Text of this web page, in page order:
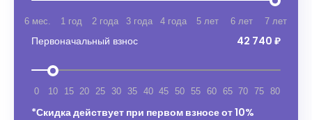
6 мес. 1 год 2 года 3 года 4 года 5 лет 6 лет 7 лет
Первоначальный взнос 42 740 ₽
0 10 15 20 25 30 35 40 45 50 55 60 65 70 75 80
*Скидка действует при первом взносе от 10%